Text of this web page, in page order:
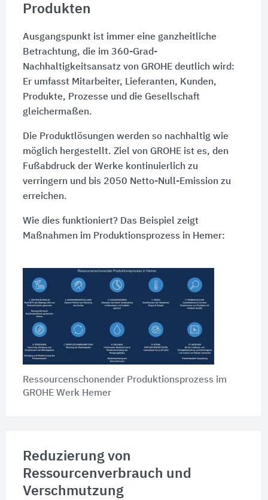
Produkten
Ausgangspunkt ist immer eine ganzheitliche
Betrachtung, die im 360-Grad-
Nachhaltigkeitsansatz von GROHE deutlich wird:
Er umfasst Mitarbeiter, Lieferanten, Kunden,
Produkte, Prozesse und die Gesellschaft
gleichermaßen.
Die Produktlösungen werden so nachhaltig wie
möglich hergestellt. Ziel von GROHE ist es, den
Fußabdruck der Werke kontinuierlich zu
verringern und bis 2050 Netto-Null-Emission zu
erreichen.
Wie dies funktioniert? Das Beispiel zeigt
Maßnahmen im Produktionsprozess in Hemer:
Ressourcenschonender Produktionsprozess im
GROHE Werk Hemer
Reduzierung von
Ressourcenverbrauch und
Verschmutzung